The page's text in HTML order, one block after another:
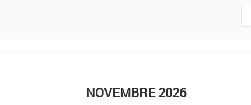
NOVEMBRE 2026